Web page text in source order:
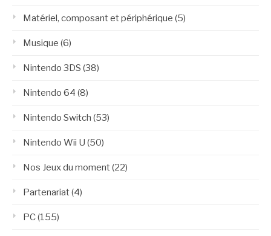
Matériel, composant et périphérique (5)
Musique (6)
Nintendo 3DS (38)
Nintendo 64 (8)
Nintendo Switch (53)
Nintendo Wii U (50)
Nos Jeux du moment(22)
Partenariat(4)
PC(155)